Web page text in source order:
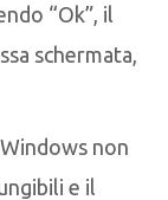
“Ok”, il
schermata,
non
e il